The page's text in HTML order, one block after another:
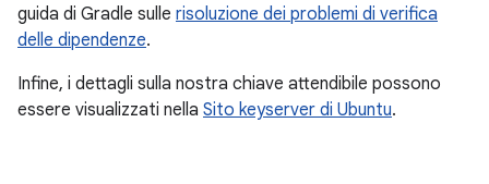
guida di Gradle sulle risoluzione dei problemi di verifica
delle dipendenze.
Infine, i dettagli sulla nostra chiave attendibile possono
essere visualizzati nella Sito keyserver di Ubuntu.